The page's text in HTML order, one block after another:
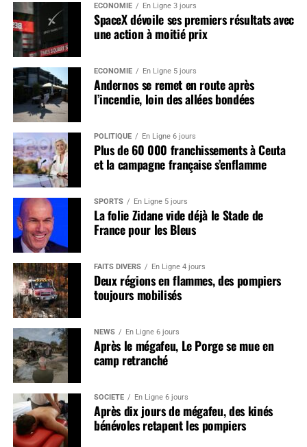
ÉCONOMIE En Ligne 3 jours
SpaceX dévoile ses premiers résultats avec
une action à moitié prix
ÉCONOMIE En Ligne 5 jours
Andernos se remet en route après
l’incendie, loin des allées bondées
POLITIQUE En Ligne 6 jours
Plus de 60 000 franchissements à Ceuta
et la campagne française s’enflamme
SPORTS En Ligne 5 jours
La folie Zidane vide déjà le Stade de
France pour les Bleus
FAITS DIVERS En Ligne 4 jours
Deux régions en flammes, des pompiers
toujours mobilisés
NEWS En Ligne 6 jours
Après le mégafeu, Le Porge se mue en
camp retranché
SOCIÉTÉ En Ligne 6 jours
Après dix jours de mégafeu, des kinés
bénévoles retapent les pompiers